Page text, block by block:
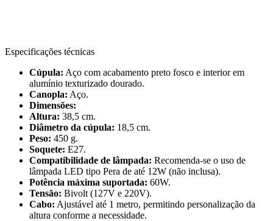
Especificações técnicas
Cúpula: Aço com acabamento preto fosco e interior em
alumínio texturizado dourado.
Canopla: Aço.
Dimensões:
Altura: 38,5 cm.
Diâmetro da cúpula: 18,5 cm.
Peso: 450 g.
Soquete: E27.
Compatibilidade de lâmpada: Recomenda-se o uso de
lâmpada LED tipo Pera de até 12W (não inclusa).
Potência máxima suportada: 60W.
Tensão: Bivolt (127V e 220V).
Cabo: Ajustável até 1 metro, permitindo personalização da
altura conforme a necessidade.